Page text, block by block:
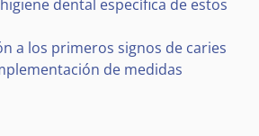
dental específica de estos
a los primeros signos de caries
de medidas